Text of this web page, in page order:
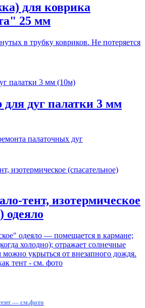
для коврика
25 мм
в трубку ковриков. Не потеряется
дуг палатки 3 мм
палаточных дуг
тент, изотермическое
одеяло
одеяло — помещается в кармане;
холодно); отражает солнечные
укрыться от внезапного дождя.
тент - см. фото
— см.фото